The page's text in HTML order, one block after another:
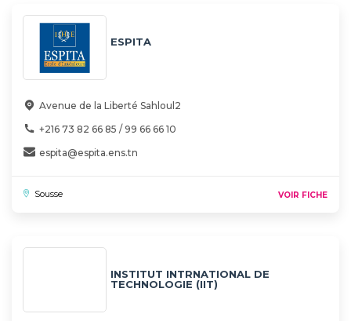
ESPITA
Avenue de la Liberté Sahloul2
+216 73 82 66 85 / 99 66 66 10
espita@espita.ens.tn
Sousse VOIR FICHE
INSTITUT INTRNATIONAL DE
TECHNOLOGIE (IIT)